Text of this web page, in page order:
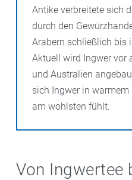
Antike verbreitete sich
durch den
Arabern schließlich bis
Aktuell wird Ingwer vor
und Australien
sich Ingwer in
am wohlsten fühlt.
Von Ingwertee